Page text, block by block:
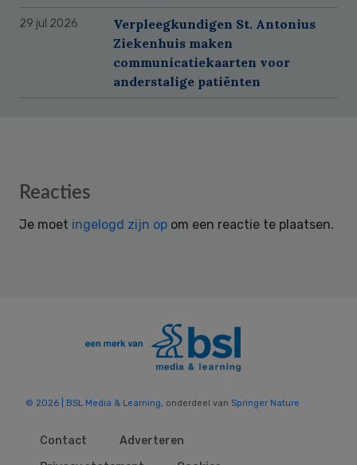
29 jul 2026
Verpleegkundigen St. Antonius
Ziekenhuis maken
communicatiekaarten voor
anderstalige patiënten
Reader
Reacties
Je moet ingelogd zijn op om een reactie te plaatsen.
© 2026 | BSL Media & Learning , onderdeel van Springer Nature
Contact
Adverteren